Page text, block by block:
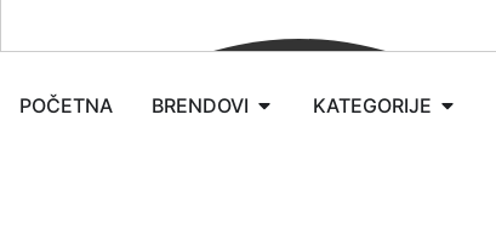
POČETNA BRENDOVI KATEGORIJE